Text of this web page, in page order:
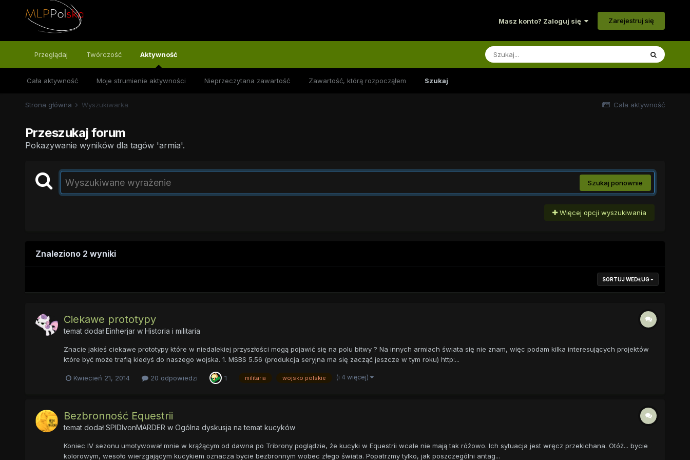
Masz konto? Zaloguj się Zarejestruj się
Przeglądaj Twórczość Aktywność
Cała aktywność Moje strumienie aktywności Nieprzeczytana zawartość Zawartość, którą rozpocząłem Szukaj
Cała aktywność
Strona główna Wyszukiwarka
Przeszukaj forum
Pokazywanie wyników dla tagów 'armia'.
Szukaj ponownie
Więcej opcji wyszukiwania
Znaleziono 2 wyniki
SORTUJ WEDŁUG
Ciekawe prototypy
temat dodałEinherjarw Historia i militaria
Znacie jakieś ciekawe prototypy które w niedalekiej przyszłości mogą pojawić się na polu bitwy ? Na innych armiach świata się nie znam, więc podam kilka interesujących projektów
które być może trafią kiedyś do naszego wojska. 1. MSBS 5.56 (produkcja seryjna ma się zacząć jeszcze w tym roku) http:...
Kwiecień 21, 2014 20 odpowiedzi 1 militaria wojsko polskie (i 4 więcej)
Bezbronność Equestrii
temat dodałSPIDIvonMARDER w Ogólna dyskusja na temat kucyków
Koniec IV sezonu umotywował mnie w krążącym od dawna po Tribrony poglądzie, że kucyki w Equestrii wcale nie mają tak różowo. Ich sytuacja jest wręcz przekichana. Otóż... bycie
kolorowym, wesoło wierzgającym kucykiem oznacza bycie bezbronnym wobec złego świata. Popatrzmy tylko, jak poszczególni antag...